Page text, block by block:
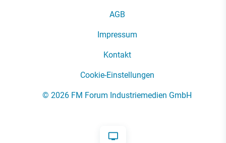
AGB
Impressum
Kontakt
Cookie-Einstellungen
© 2026 FM Forum Industriemedien GmbH